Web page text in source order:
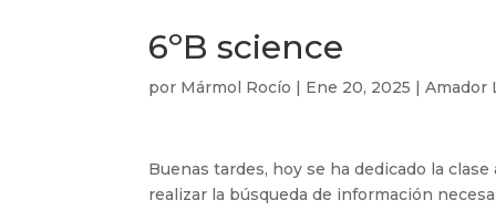
6ºB science
por Mármol Rocío | Ene 20, 2025 |Amador
Buenas tardes, hoy se ha dedicado la
realizar la búsqueda de información